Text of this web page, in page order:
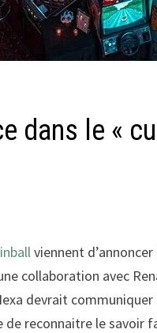
dans le «
viennent
collaboration avec
devrait
reconnaitre le savoir